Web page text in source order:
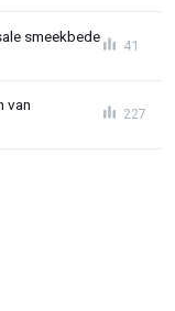
smeekbede
41
van
227